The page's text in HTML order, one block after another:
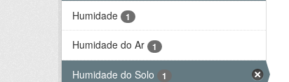
Humidade 1
Humidade do Ar 1
Humidade do Solo 1